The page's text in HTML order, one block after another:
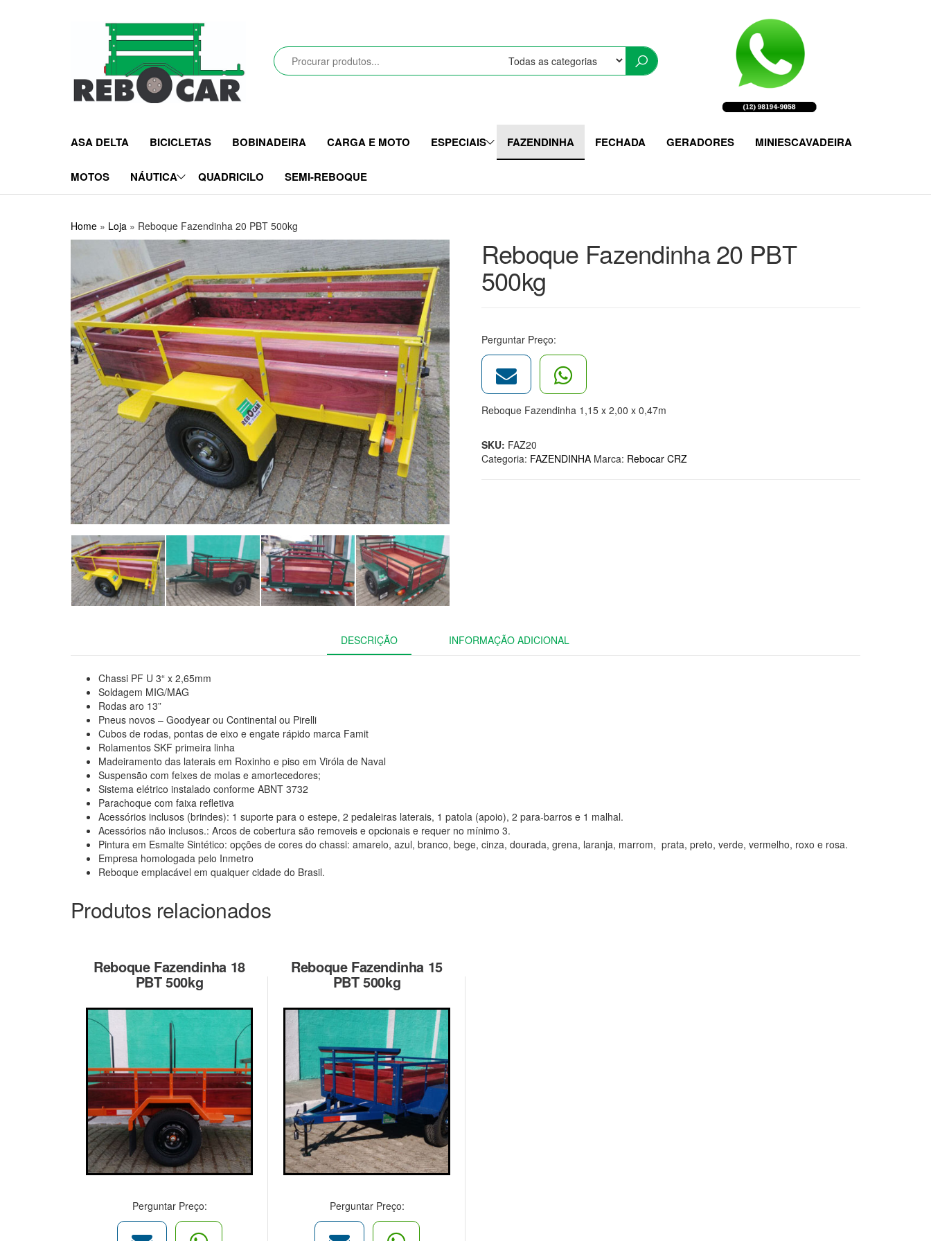
CRZ
e
LTDA
ASA DELTA BICICLETAS BOBINADEIRA CARGA E MOTO ESPECIAIS FAZENDINHA FECHADA GERADORES MINIESCAVADEIRA
MOTOS NÁUTICA QUADRICILO SEMI-REBOQUE
Home » Loja » Reboque Fazendinha 20 PBT 500kg
Reboque Fazendinha 20 PBT
500kg
Perguntar Preço:
Reboque Fazendinha 1,15 x 2,00 x 0,47m
SKU: FAZ20
Categoria: FAZENDINHA Marca: Rebocar CRZ
DESCRIÇÃO INFORMAÇÃO ADICIONAL
Chassi PF U 3“ x 2,65mm
Soldagem MIG/MAG
Rodas aro 13”
Pneus novos – Goodyear ou Continental ou Pirelli
Cubos de rodas, pontas de eixo e engate rápido marca Famit
Rolamentos SKF primeira linha
Madeiramento das laterais em Roxinho e piso em Viróla de Naval
Suspensão com feixes de molas e amortecedores;
Sistema elétrico instalado conforme ABNT 3732
Parachoque com faixa refletiva
Acessórios inclusos (brindes): 1 suporte para o estepe, 2 pedaleiras laterais, 1 patola (apoio), 2 para-barros e 1 malhal.
Acessórios não inclusos.: Arcos de cobertura são removeis e opcionais e requer no mínimo 3.
Pintura em Esmalte Sintético: opções de cores do chassi: amarelo, azul, branco, bege, cinza, dourada, grena, laranja, marrom, prata, preto, verde, vermelho, roxo e rosa.
Empresa homologada pelo Inmetro
Reboque emplacável em qualquer cidade do Brasil.
Produtos relacionados
Reboque Fazendinha 18
PBT 500kg
Perguntar Preço:
Reboque Fazendinha 15
PBT 500kg
Perguntar Preço: